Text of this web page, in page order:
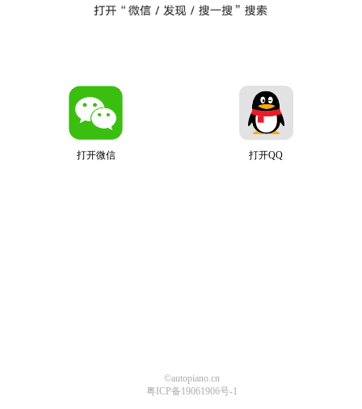
打开微信 打开QQ
©autopiano.cn
粤ICP备19061906号-1